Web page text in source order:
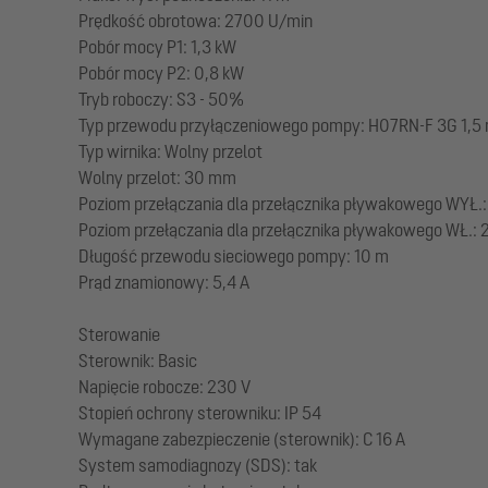
Prędkość obrotowa: 2700 U/min
Pobór mocy P1: 1,3 kW
Pobór mocy P2: 0,8 kW
Tryb roboczy: S3 - 50%
Typ przewodu przyłączeniowego pompy: H07RN-F 3G 1,5
Typ wirnika: Wolny przelot
Wolny przelot: 30 mm
Poziom przełączania dla przełącznika pływakowego
Poziom przełączania dla przełącznika pływakowego WŁ.:
Długość przewodu sieciowego pompy: 10 m
Prąd znamionowy: 5,4 A
Sterowanie
Sterownik: Basic
Napięcie robocze: 230 V
Stopień ochrony sterowniku: IP 54
Wymagane zabezpieczenie (sterownik): C 16 A
System samodiagnozy (SDS): tak